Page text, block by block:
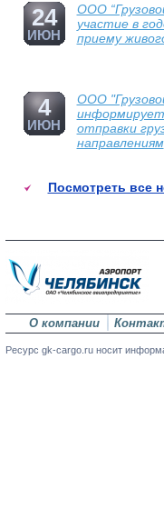
24
ИЮН
ООО
участие в
приему
4
ИЮН
ООО
отправки
направлениям
Посмотреть все
О компании
Ресурс gk-cargo.ru носит